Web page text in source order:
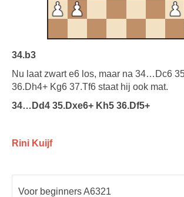
34.b3
Nu laat zwart e6 los, maar na 34…Dc6
36.Dh4+ Kg6 37.Tf6 staat hij ook mat.
34…Dd4 35.Dxe6+ Kh5 36.Df5+
Rini Kuijf
Voor beginners A6321